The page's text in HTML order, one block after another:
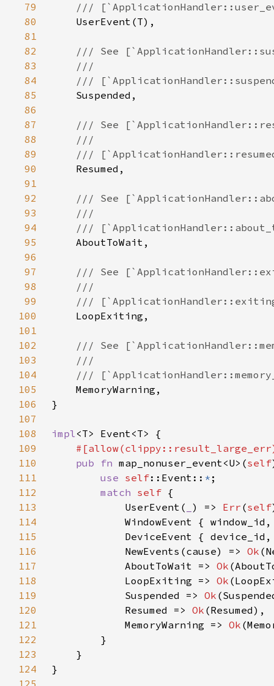
79
80
81
82
83
84
85
86
87
88
89
90
91
92
93
94
95
96
97
98
99
100
101
102
103
104
105
106
107
108
impl
109
110
pub fn map_nonuser_event<U>(self
111
use self::Event:: *
112
match self
113
            UserEvent(
) => Err (self
114
WindowEvent {
115
DeviceEvent {
116
            NewEvents(cause) =>
Ok
117
            AboutToWait =>
Ok
118
            LoopExiting =>
Ok
119
            Suspended =>
Ok
120
            Resumed =>
Ok
121
            MemoryWarning =>
Ok
122
123
124
125